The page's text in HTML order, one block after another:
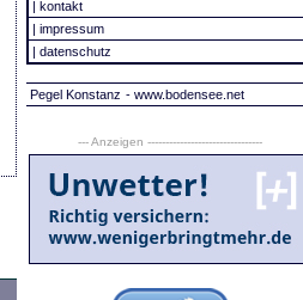
| kontakt
| impressum
| datenschutz
Pegel Konstanz - www.bodensee.net
--- Anzeigen --------------------------------